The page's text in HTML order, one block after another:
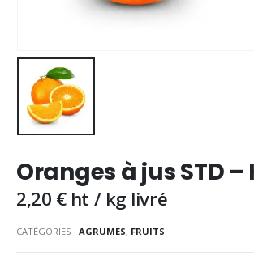
Oranges à jus STD –
2,20 €ht / kg livré
CATÉGORIES : AGRUMES, FRUITS